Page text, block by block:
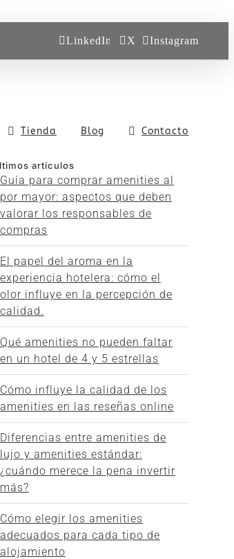
LinkedIn X Instagram
Tienda Blog Contacto
artículos
Guía para comprar amenities al
por mayor: aspectos que deben
valorar los responsables de
compras
El papel del aroma en la
experiencia hotelera: cómo el
olor influye en la percepción de
calidad.
Qué amenities no pueden faltar
en un hotel de 4 y 5 estrellas
Cómo influye la calidad de los
amenities en las reseñas online
Diferencias entre amenities de
lujo y amenities estándar:
¿cuándo merece la pena invertir
más?
Cómo elegir los amenities
adecuados para cada tipo de
alojamiento